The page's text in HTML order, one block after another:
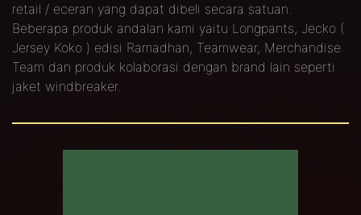
retail / eceran yang dapat dibeli secara satuan.
Beberapa produk andalan kami yaitu Longpants, Jecko (
Jersey Koko ) edisi Ramadhan, Teamwear, Merchandise
Team dan produk kolaborasi dengan brand lain seperti
jaket windbreaker.